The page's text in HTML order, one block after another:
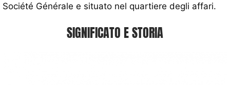
Société Générale e situato nel quartiere degli affari.
SIGNIFICATO E STORIA